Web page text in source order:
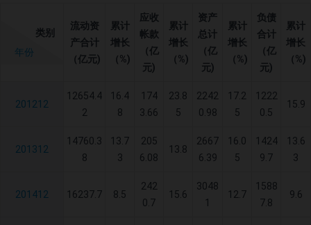
类别
年份
流动资
产合计
（亿元)
累计
增长
（%)
应收
帐款
（亿
元)
累计
增长
（%)
资产
总计
（亿
元)
累计
增长
（%)
负债
合计
（亿
元)
累计
增长
（%)
201212
12654.4
2
16.4
8
174
3.66
23.8
5
2242
0.98
17.2
5
1222
0.5
15.9
201312
14760.3
8
13.7
3
205
6.08
13.8
2667
6.39
16.0
5
1424
9.7
13.6
3
201412 16237.7 8.5
242
0.7
15.6
3048
1
12.7
1588
7.8
9.6